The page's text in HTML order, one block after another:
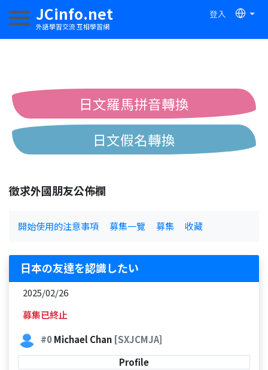
JCinfo.net
外語學習交流 互相學習網
登入
切換導航
日文羅馬拼音轉換
日文假名轉換
徵求外國朋友公佈欄
開始使用的注意事項 募集一覽 募集 收藏
日本の友達を認識したい
2025/02/26
募集已終止
#0Michael Chan [SXJCMJA]
Profile